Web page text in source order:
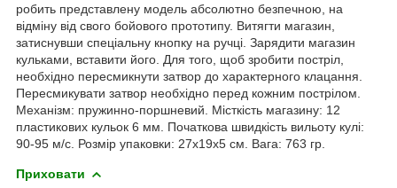
робить представлену модель абсолютно безпечною, на
відміну від свого бойового прототипу. Витягти магазин,
затиснувши спеціальну кнопку на ручці. Зарядити магазин
кульками, вставити його. Для того, щоб зробити постріл,
необхідно пересмикнути затвор до характерного клацання.
Пересмикувати затвор необхідно перед кожним пострілом.
Механізм: пружинно-поршневий. Місткість магазину: 12
пластикових кульок 6 мм. Початкова швидкість вильоту кулі:
90-95 м/с. Розмір упаковки: 27x19x5 см. Вага: 763 гр.
Приховати